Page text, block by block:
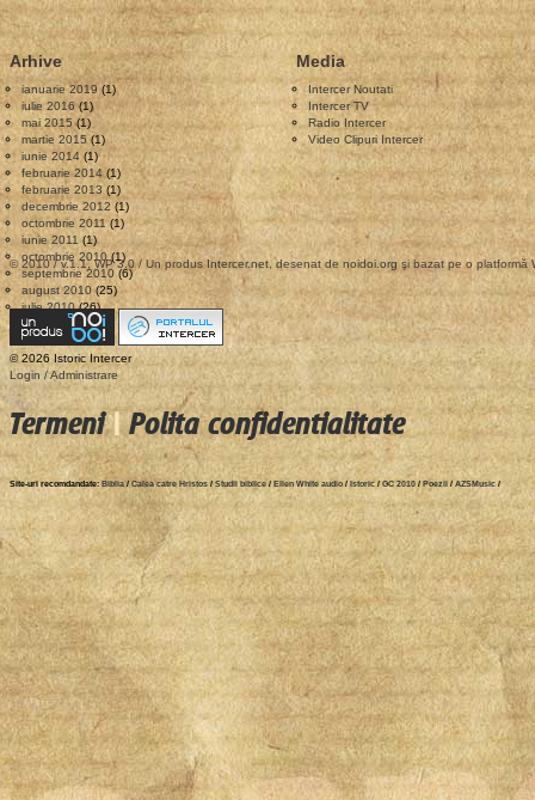
Arhive
ianuarie 2019 (1)
iulie 2016 (1)
mai 2015(1)
martie 2015(1)
iunie 2014 (1)
februarie 2014 (1)
februarie 2013 (1)
decembrie 2012 (1)
octombrie 2011(1)
iunie 2011 (1)
octombrie 2010 (1)
septembrie 2010 (6)
august 2010(25)
iulie 2010(26)
Media
Intercer Noutati
Intercer TV
Radio Intercer
Video Clipuri Intercer
© 2010 / v.1.1, WP 3.0 / Un produsIntercer.net, desenat denoidoi.org şi bazat pe o platformă
© 2026 Istoric Intercer
Login / Administrare
Termeni|Polita confidentialitate
Site-uri recomdandate: Biblia /Calea catre Hristos / Studii biblice /Ellen White audio / Istoric / GC 2010 / Poezii / AZSMusic /